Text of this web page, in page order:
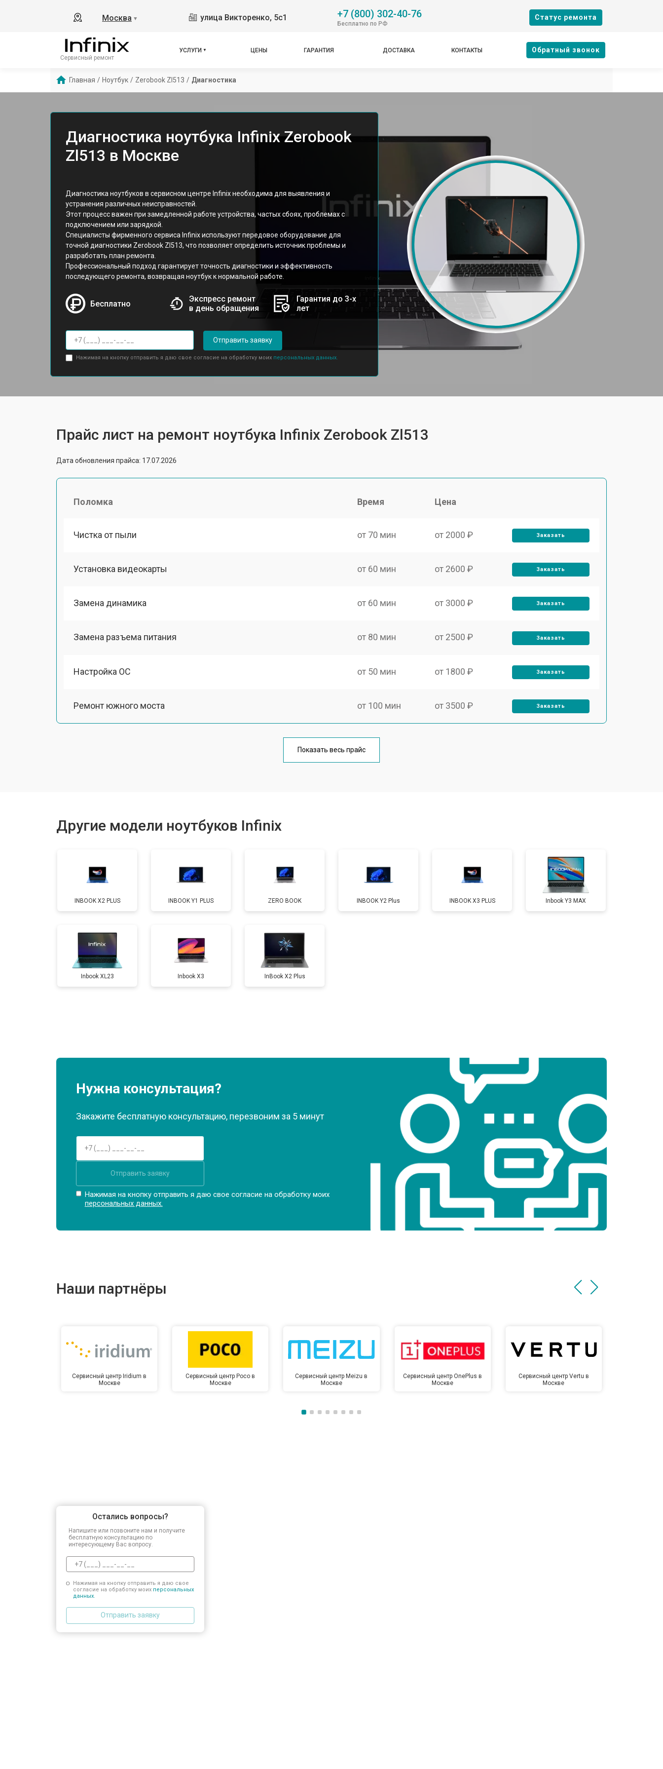
Москва ▼ улица Викторенко, 5с1 +7 (800) 302-40-76
Бесплатно по РФ
Cтатус ремонта
Сервисный ремонт
УСЛУГИ ЦЕНЫ ГАРАНТИЯ ДОСТАВКА КОНТАКТЫ Oбратный звонок
Главная / Ноутбук / Zerobook Zl513 / Диагностика
Диагностика ноутбука Infinix Zerobook
Zl513 в Москве
Диагностика ноутбуков в сервисном центре Infinix необходима для выявления и
устранения различных неисправностей.
Этот процесс важен при замедленной работе устройства, частых сбоях, проблемах с
подключением или зарядкой.
Специалисты фирменного сервиса Infinix используют передовое оборудование для
точной диагностики Zerobook Zl513, что позволяет определить источник проблемы и
разработать план ремонта.
Профессиональный подход гарантирует точность диагностики и эффективность
последующего ремонта, возвращая ноутбук к нормальной работе.
Бесплатно
Экспресс ремонт
в день обращения
Гарантия до 3-х
лет
Отправить заявку
Нажимая на кнопку отправить я даю свое согласие на обработку моих персональных данных.
Прайс лист на ремонт ноутбука Infinix Zerobook Zl513
Дата обновления прайса: 17.07.2026
Поломка Время Цена
Чистка от пыли от 70 мин от 2000 ₽ Заказать
Установка видеокарты от 60 мин от 2600 ₽ Заказать
Замена динамика от 60 мин от 3000 ₽ Заказать
Замена разъема питания от 80 мин от 2500 ₽ Заказать
Настройка ОС от 50 мин от 1800 ₽ Заказать
Ремонт южного моста от 100 мин от 3500 ₽ Заказать
от 60 мин
Замена жесткого диска HDD/SSD от 60 мин от 3300 ₽ Заказать
Замена разъема HDMI от 110 мин от 3800 ₽ Заказать
Замена тачпада
Замена клавиатуры
Замена матрицы от 2300 ₽
Замена Wi-Fi от 2200 ₽ Заказать
Ремонт цепи питания от 3500 ₽ Заказать
Замена USB порта от 70 мин Заказать
от 1700 ₽ Заказать
Замена микрофона
Прошивка BIOS от 50 мин от 1500 ₽ Заказать
Показать весь прайс
Другие модели ноутбуков Infinix
INBOOK X2 PLUS INBOOK Y1 PLUS ZERO BOOK INBOOK Y2 Plus INBOOK X3 PLUS Inbook Y3 MAX
Inbook XL23 Inbook X3 InBook X2 Plus
Нужна консультация?
Закажите бесплатную консультацию, перезвоним за 5 минут
Отправить заявку
Нажимая на кнопку отправить я даю свое согласие на обработку моих
персональных данных.
Наши партнёры
Сервисный центр Iridium в
Москве
Сервисный центр Poco в
Москве
Сервисный центр Meizu в
Москве
Сервисный центр OnePlus в
Москве
Сервисный центр Vertu в
Москве
Остались вопросы?
Напишите или позвоните нам и получите
бесплатную консультацию по
интересующему Вас вопросу.
Нажимая на кнопку отправить я даю свое
согласие на обработку моих персональных
данных.
Отправить заявку